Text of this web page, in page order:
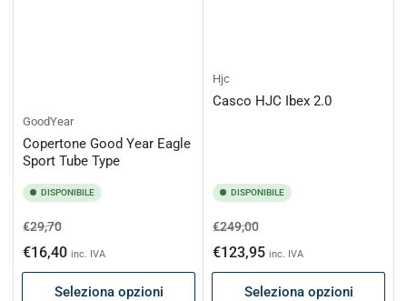
GoodYear
Copertone Good Year Eagle
Sport Tube Type
DISPONIBILE
Prezzo
di
listino
€29,70Prezzo
scontato
€16,40 inc. IVA
Seleziona opzioni
Hjc
Casco HJC Ibex 2.0
DISPONIBILE
Prezzo
di
listino
€249,00Prezzo
scontato
€123,95 inc. IVA
Seleziona opzioni